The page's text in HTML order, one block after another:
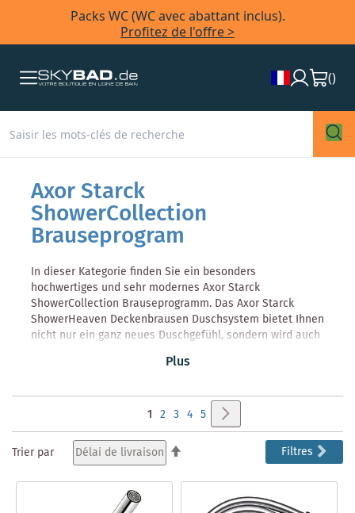
Packs WC (WC avec abattant inclus).
Profitez de l'offre >
()
Axor Starck
ShowerCollection
Brauseprogram
In dieser Kategorie finden Sie ein besonders
hochwertiges und sehr modernes Axor Starck
ShowerCollection Brauseprogramm. Das Axor Starck
ShowerHeaven Deckenbrausen Duschsystem bietet Ihnen
nicht nur ein ganz neues Duschgefühl, sondern wird auch
sehr hohen Design-Ansprüchen gerecht. Erleben Sie in
unserem Shop die Faszination an dem Axor Starck
in eine neue Welt.
Plus
Vous
lisez
actuellement
1 Page
2 Page
3 Page
4 Page
5
Trier par
décroissant
Filtres